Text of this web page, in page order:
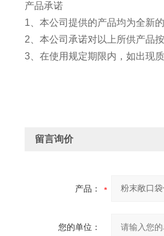
产品承诺
1、本公司提供的产品均为全新
2、本公司承诺对以上所供产品
3、在使用规定期限内，如出现
留言询价
产品：
您的单位：